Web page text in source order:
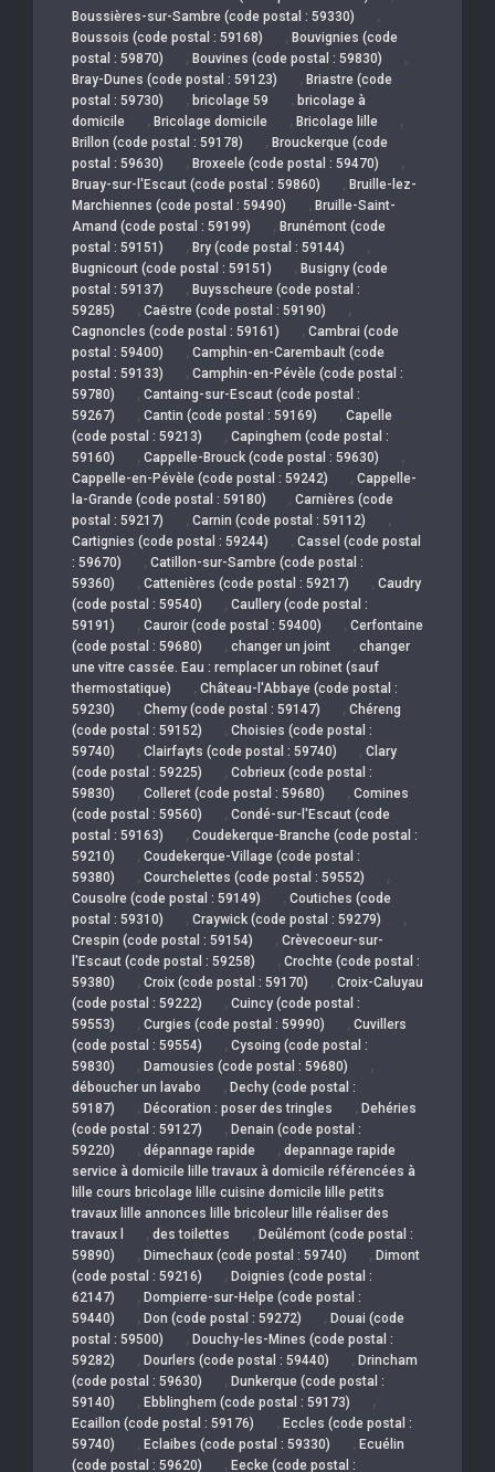
Boussières-sur-Sambre (code postal : 59330) ,
Boussois (code postal : 59168) , Bouvignies (code
postal : 59870)
, Bouvines (code postal : 59830) ,
Bray-Dunes (code postal : 59123) , Briastre (code
postal : 59730)
, bricolage 59 , bricolage à
domicile
, Bricolage domicile , Bricolage lille ,
Brillon (code postal : 59178) , Brouckerque (code
postal : 59630)
, Broxeele (code postal : 59470) ,
Bruay-sur-l'Escaut (code postal : 59860) , Bruille-lez-
Marchiennes (code postal : 59490)
, Bruille-Saint-
Amand (code postal : 59199)
, Brunémont (code
postal : 59151)
, Bry (code postal : 59144) ,
Bugnicourt (code postal : 59151) , Busigny (code
postal : 59137)
, Buysscheure (code postal :
59285)
, Caëstre (code postal : 59190) ,
Cagnoncles (code postal : 59161) , Cambrai (code
postal : 59400)
, Camphin-en-Carembault (code
postal : 59133)
, Camphin-en-Pévèle (code postal :
59780)
, Cantaing-sur-Escaut (code postal :
59267)
, Cantin (code postal : 59169) , Capelle
(code postal : 59213)
, Capinghem (code postal :
59160)
, Cappelle-Brouck (code postal : 59630) ,
Cappelle-en-Pévèle (code postal : 59242) , Cappelle-
la-Grande (code postal : 59180)
, Carnières (code
postal : 59217)
, Carnin (code postal : 59112) ,
Cartignies (code postal : 59244) , Cassel (code postal
: 59670)
, Catillon-sur-Sambre (code postal :
59360)
, Cattenières (code postal : 59217) , Caudry
(code postal : 59540)
, Caullery (code postal :
59191)
, Cauroir (code postal : 59400) , Cerfontaine
(code postal : 59680)
, changer un joint , changer
une vitre cassée. Eau : remplacer un robinet (sauf
thermostatique)
, Château-l'Abbaye (code postal :
59230)
, Chemy (code postal : 59147) , Chéreng
(code postal : 59152)
, Choisies (code postal :
59740)
, Clairfayts (code postal : 59740) , Clary
(code postal : 59225)
, Cobrieux (code postal :
59830)
, Colleret (code postal : 59680) , Comines
(code postal : 59560)
, Condé-sur-l'Escaut (code
postal : 59163)
, Coudekerque-Branche (code postal :
59210)
, Coudekerque-Village (code postal :
59380)
, Courchelettes (code postal : 59552) ,
Cousolre (code postal : 59149) , Coutiches (code
postal : 59310)
, Craywick (code postal : 59279) ,
Crespin (code postal : 59154) , Crèvecoeur-sur-
l'Escaut (code postal : 59258)
, Crochte (code postal :
59380)
, Croix (code postal : 59170) , Croix-Caluyau
(code postal : 59222)
, Cuincy (code postal :
59553)
, Curgies (code postal : 59990) , Cuvillers
(code postal : 59554)
, Cysoing (code postal :
59830)
, Damousies (code postal : 59680) ,
déboucher un lavabo , Dechy (code postal :
59187)
, Décoration : poser des tringles , Dehéries
(code postal : 59127)
, Denain (code postal :
59220)
, dépannage rapide , depannage rapide
service à domicile lille travaux à domicile référencées à
lille cours bricolage lille cuisine domicile lille petits
travaux lille annonces lille bricoleur lille réaliser des
travaux l
, des toilettes , Deûlémont (code postal :
59890)
, Dimechaux (code postal : 59740) , Dimont
(code postal : 59216)
, Doignies (code postal :
62147)
, Dompierre-sur-Helpe (code postal :
59440)
, Don (code postal : 59272) , Douai (code
postal : 59500)
, Douchy-les-Mines (code postal :
59282)
, Dourlers (code postal : 59440) , Drincham
(code postal : 59630)
, Dunkerque (code postal :
59140)
, Ebblinghem (code postal : 59173) ,
Ecaillon (code postal : 59176) , Eccles (code postal :
59740)
, Eclaibes (code postal : 59330) , Ecuélin
(code postal : 59620)
, Eecke (code postal :